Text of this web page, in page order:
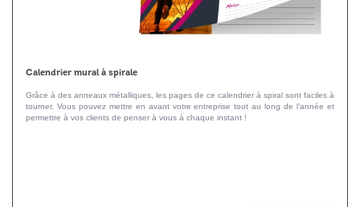
Calendrier mural à spirale
Grâce à des anneaux métalliques, les pages de ce calendrier à spiral sont faciles à
tourner. Vous pouvez mettre en avant votre entreprise tout au long de l’année et
permettre à vos clients de penser à vous à chaque instant !